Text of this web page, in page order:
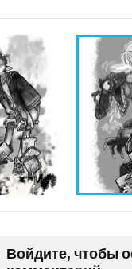
Войдите, чтобы